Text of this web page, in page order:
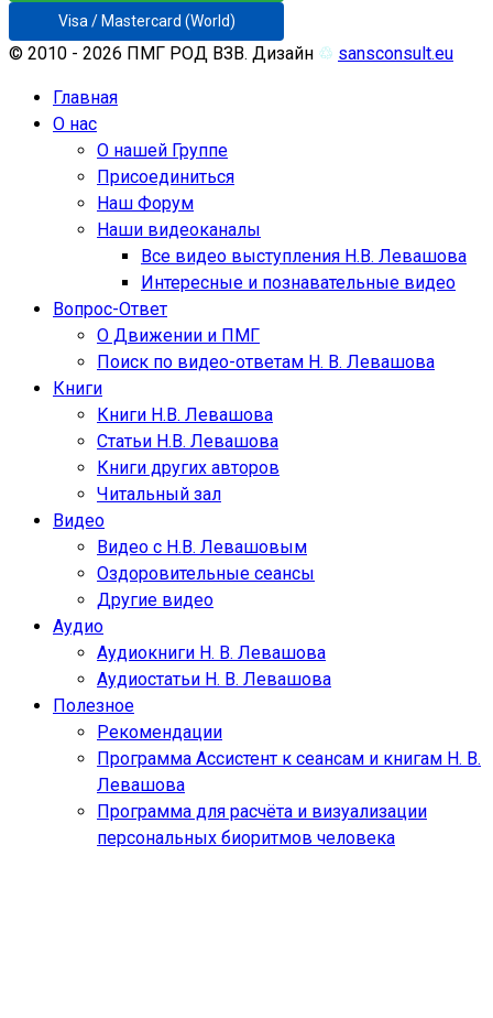
Visa / Mastercard (World)
© 2010 - 2026 ПМГ РОД ВЗВ. Дизайн ♲ sansconsult.eu
Главная
О нас
О нашей Группе
Присоединиться
Наш Форум
Наши видеоканалы
Все видео выступления Н.В. Левашова
Интересные и познавательные видео
Вопрос-Ответ
О Движении и ПМГ
Поиск по видео-ответам Н. В. Левашова
Книги
Книги Н.В. Левашова
Статьи Н.В. Левашова
Книги других авторов
Читальный зал
Видео
Видео с Н.В. Левашовым
Оздоровительные сеансы
Другие видео
Аудио
Аудиокниги Н. В. Левашова
Аудиостатьи Н. В. Левашова
Полезное
Рекомендации
Программа Ассистент к сеансам и книгам Н. В.
Левашова
Программа для расчёта и визуализации
персональных биоритмов человека